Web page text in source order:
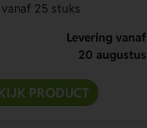
25 stuks
Levering vanaf
20 augustus
PRODUCT